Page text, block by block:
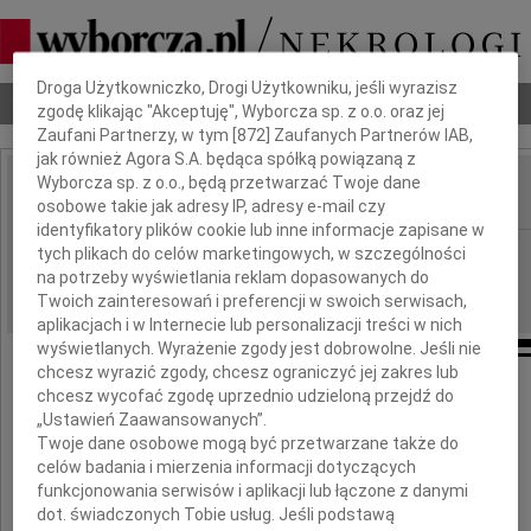
Nekrologi Odeszli Poradnik pogrzebowy
IMIĘ I NAZWISKO:
REGION: Radom
DATA EMISJI: 21.11.2009
19 listopada 2009 roku odszedł od nas
Dbamy o Twoją prywatność
Droga Użytkowniczko, Drogi Użytkowniku, jeśli wyrazisz
zgodę klikając "Akceptuję", Wyborcza sp. z o.o. oraz jej
Zaufani Partnerzy, w tym [872 ] Zaufanych Partnerów IAB,
jak również Agora S.A. będąca spółką powiązaną z
Wyborcza sp. z o.o., będą przetwarzać Twoje dane
osobowe takie jak adresy IP, adresy e-mail czy
identyfikatory plików cookie lub inne informacje zapisane w
tych plikach do celów marketingowych, w szczególności
na potrzeby wyświetlania reklam dopasowanych do
Twoich zainteresowań i preferencji w swoich serwisach,
aplikacjach i w Internecie lub personalizacji treści w nich
wyświetlanych. Wyrażenie zgody jest dobrowolne. Jeśli nie
chcesz wyrazić zgody, chcesz ograniczyć jej zakres lub
chcesz wycofać zgodę uprzednio udzieloną przejdź do
„Ustawień Zaawansowanych”.
Twoje dane osobowe mogą być przetwarzane także do
celów badania i mierzenia informacji dotyczących
funkcjonowania serwisów i aplikacji lub łączone z danymi
dot. świadczonych Tobie usług. Jeśli podstawą